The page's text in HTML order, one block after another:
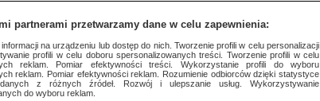
PREMIUM METEO
BIZNES
partnerami przetwarzamy dane w celu zapewnienia:
na urządzeniu lub dostęp do nich. Tworzenie profili w celu personalizacji
profili w celu doboru spersonalizowanych treści. Tworzenie profili w celu
reklam. Pomiar efektywności treści. Wykorzystanie profili do wyboru
reklam. Pomiar efektywności reklam. Rozumienie odbiorców dzięki statystyce
z różnych źródeł. Rozwój i ulepszanie usług. Wykorzystywanie
do wyboru reklam.